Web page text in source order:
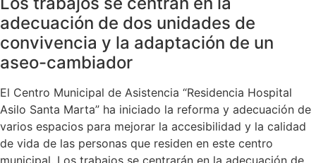
adecuación de dos unidades de
convivencia y la adaptación de un
aseo-cambiador
El Centro Municipal de Asistencia “Residencia Hospital
Asilo Santa Marta” ha iniciado la reforma y adecuación de
varios espacios para mejorar la accesibilidad y la calidad
de vida de las personas que residen en este centro
municipal. Los trabajos se centrarán en la adecuación de